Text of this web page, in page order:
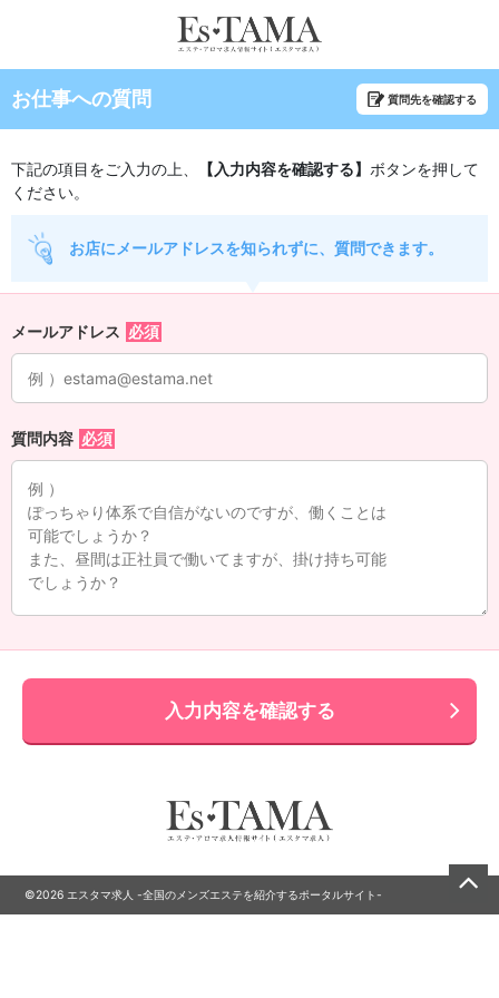
お仕事への質問 質問先を確認する
下記の項目をご入力の上、 【入力内容を確認する】 ボタンを押して
ください。
お店にメールアドレスを知られずに、質問できます。
メールアドレス
質問内容
入力内容を確認する
©2026 エスタマ求人 -全国のメンズエステを紹介するポータルサイト-